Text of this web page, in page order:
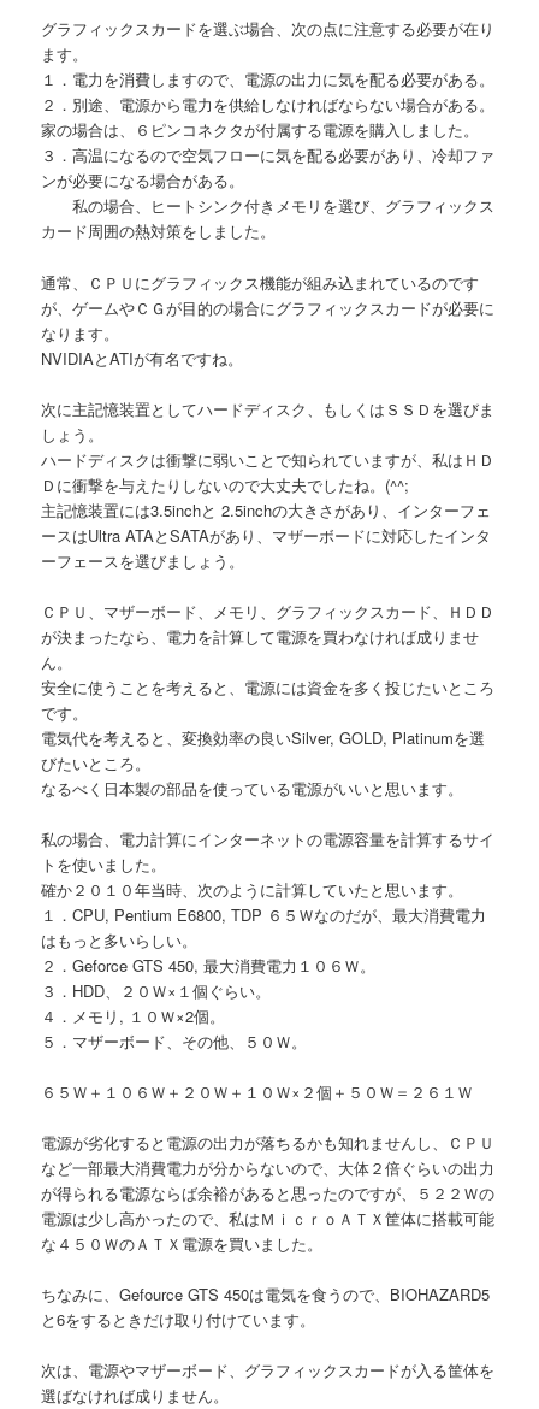
グラフィックスカードを選ぶ場合、次の点に注意する必要が在り
ます。
１．電力を消費しますので、電源の出力に気を配る必要がある。
２．別途、電源から電力を供給しなければならない場合がある。
家の場合は、６ピンコネクタが付属する電源を購入しました。
３．高温になるので空気フローに気を配る必要があり、冷却ファ
ンが必要になる場合がある。
私の場合、ヒートシンク付きメモリを選び、グラフィックス
カード周囲の熱対策をしました。
通常、ＣＰＵにグラフィックス機能が組み込まれているのです
が、ゲームやＣＧが目的の場合にグラフィックスカードが必要に
なります。
NVIDIAとATIが有名ですね。
次に主記憶装置としてハードディスク、もしくはＳＳＤを選びま
しょう。
ハードディスクは衝撃に弱いことで知られていますが、私はＨＤ
Ｄに衝撃を与えたりしないので大丈夫でしたね。(^^;
主記憶装置には3.5inchと 2.5inchの大きさがあり、インターフェ
ースはUltra ATAとSATAがあり、マザーボードに対応したインタ
ーフェースを選びましょう。
ＣＰＵ、マザーボード、メモリ、グラフィックスカード、ＨＤＤ
が決まったなら、電力を計算して電源を買わなければ成りませ
ん。
安全に使うことを考えると、電源には資金を多く投じたいところ
です。
電気代を考えると、変換効率の良いSilver, GOLD, Platinumを選
びたいところ。
なるべく日本製の部品を使っている電源がいいと思います。
私の場合、電力計算にインターネットの電源容量を計算するサイ
トを使いました。
確か２０１０年当時、次のように計算していたと思います。
１．CPU, Pentium E6800, TDP ６５Ｗなのだが、最大消費電力
はもっと多いらしい。
２．Geforce GTS 450, 最大消費電力１０６Ｗ。
３．HDD、２０Ｗ×１個ぐらい。
４．メモリ, １０Ｗ×2個。
５．マザーボード、その他、５０Ｗ。
６５Ｗ＋１０６Ｗ＋２０Ｗ＋１０Ｗ×２個＋５０Ｗ＝２６１Ｗ
電源が劣化すると電源の出力が落ちるかも知れませんし、ＣＰＵ
など一部最大消費電力が分からないので、大体２倍ぐらいの出力
が得られる電源ならば余裕があると思ったのですが、５２２Ｗの
電源は少し高かったので、私はＭｉｃｒｏＡＴＸ筐体に搭載可能
な４５０ＷのＡＴＸ電源を買いました。
ちなみに、Gefource GTS 450は電気を食うので、BIOHAZARD5
と6をするときだけ取り付けています。
次は、電源やマザーボード、グラフィックスカードが入る筐体を
選ばなければ成りません。